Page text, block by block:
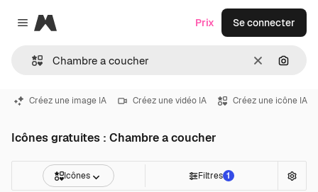
Close menu
Magnific
Effacer
Prix Se connecter
Créez une image IA Créez une vidéo IA Créez une icône IA
Icônes gratuites : Chambre a coucher
Icônes Filtres 1